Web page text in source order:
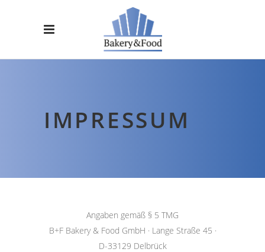
IMPRESSUM
Angaben gemäß § 5 TMG
B+F Bakery & Food GmbH · Lange Straße 45 ·
D-33129 Delbrück